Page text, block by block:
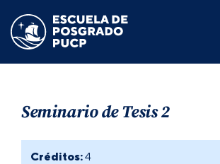
Seminario de Tesis 2
Créditos:4